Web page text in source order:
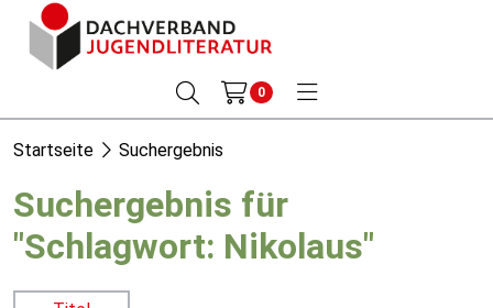
0
Startseite Suchergebnis
Suchergebnis für
"Schlagwort: Nikolaus"